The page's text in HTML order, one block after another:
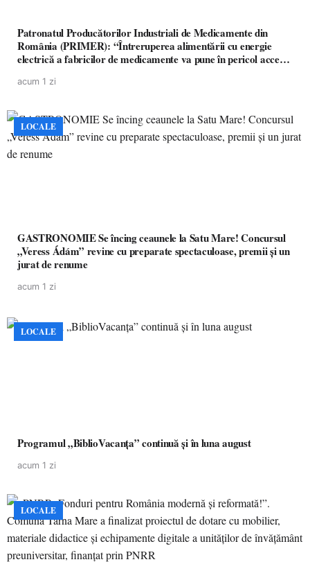
Patronatul Producătorilor Industriali de Medicamente din
România (PRIMER): “Întreruperea alimentării cu energie
electrică a fabricilor de medicamente va pune în pericol accesul
acum 1 zi
LOCALE
GASTRONOMIE Se încing ceaunele la Satu Mare! Concursul
„Veress Ádám” revine cu preparate spectaculoase, premii și un
jurat de renume
acum 1 zi
LOCALE
Programul „BiblioVacanța” continuă și în luna august
acum 1 zi
LOCALE